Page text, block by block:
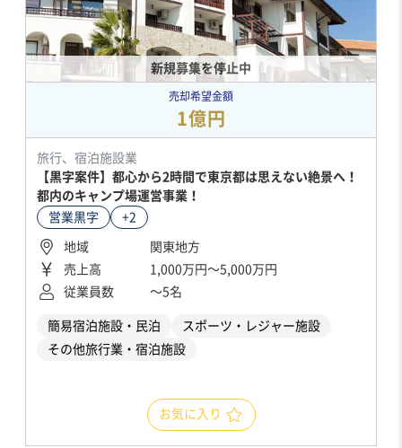
新規募集を停止中
売却希望金額
1億円
旅行、宿泊施設業
【黒字案件】都心から2時間で東京都は思えない絶景へ！
都内のキャンプ場運営事業！
営業黒字
+2
地域
関東地方
売上高
1,000万円〜5,000万円
従業員数
〜5名
簡易宿泊施設・民泊
スポーツ・レジャー施設
その他旅行業・宿泊施設
お気に入り